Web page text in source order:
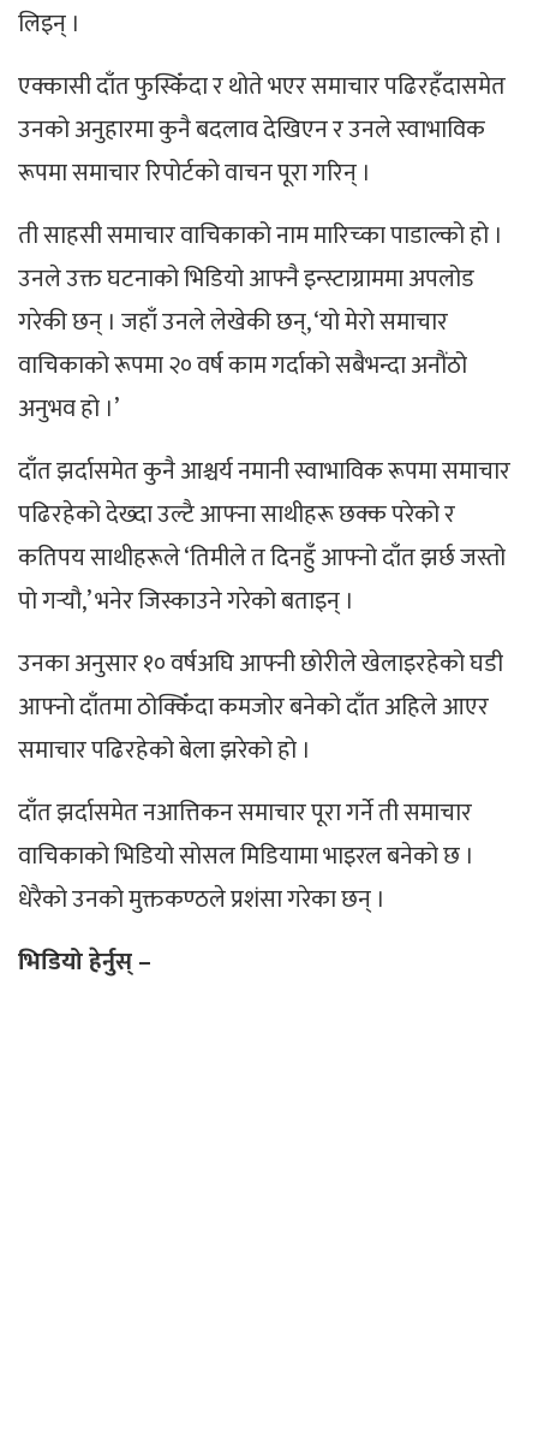
लिइन् ।
एक्कासी दाँत फुस्किँदा र थोते भएर समाचार पढिरहँदासमेत
उनको अनुहारमा कुनै बदलाव देखिएन र उनले स्वाभाविक
रूपमा समाचार रिपोर्टको वाचन पूरा गरिन् ।
ती साहसी समाचार वाचिकाको नाम मारिच्का पाडाल्को हो ।
उनले उक्त घटनाको भिडियो आफ्नै इन्स्टाग्राममा अपलोड
गरेकी छन् । जहाँ उनले लेखेकी छन्, ‘यो मेरो समाचार
वाचिकाको रूपमा २० वर्ष काम गर्दाको सबैभन्दा अनौंठो
अनुभव हो ।’
दाँत झर्दासमेत कुनै आश्चर्य नमानी स्वाभाविक रूपमा समाचार
पढिरहेको देख्दा उल्टै आफ्ना साथीहरू छक्क परेको र
कतिपय साथीहरूले ‘तिमीले त दिनहुँ आफ्नो दाँत झर्छ जस्तो
पो गर्‍यौ,’ भनेर जिस्काउने गरेको बताइन् ।
उनका अनुसार १० वर्षअघि आफ्नी छोरीले खेलाइरहेको घडी
आफ्नो दाँतमा ठोक्किँदा कमजोर बनेको दाँत अहिले आएर
समाचार पढिरहेको बेला झरेको हो ।
दाँत झर्दासमेत नआत्तिकन समाचार पूरा गर्ने ती समाचार
वाचिकाको भिडियो सोसल मिडियामा भाइरल बनेको छ ।
धेरैको उनको मुक्तकण्ठले प्रशंसा गरेका छन् ।
भिडियो हेर्नुस् –